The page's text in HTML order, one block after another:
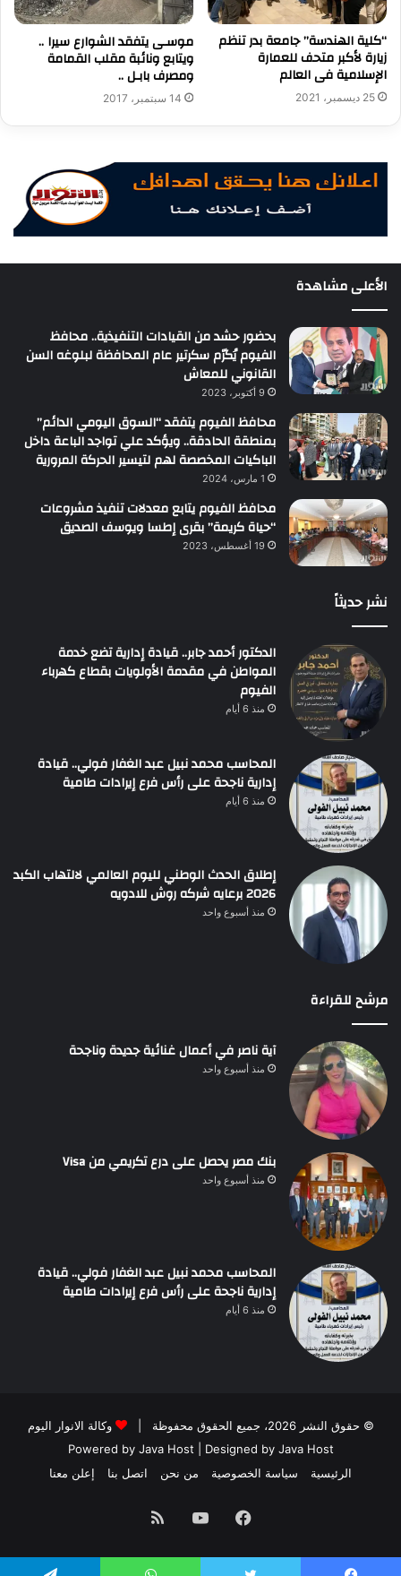
“كلية الهندسة” جامعة بدر تنظم
زيارة لأكبر متحف للعمارة
الإسلامية فى العالم
25 ديسمبر، 2021
موسـى يتفقد الشوارع سيرا ..
ويتابع ونائبة مقلب القمامة
ومصرف بابـل ..
14 سبتمبر، 2017
الأعلى مشاهدة
بحضور حشد من القيادات التنفيذية.. محافظ
الفيوم يُكرّم سكرتير عام المحافظة لبلوغه السن
القانوني للمعاش
9 أكتوبر، 2023
محافظ الفيوم يتفقد “السوق اليومي الدائم”
بمنطقة الحادقة.. ويؤكد علي تواجد الباعة داخل
الباكيات المخصصة لهم لتيسير الحركة المرورية
1 مارس، 2024
محافظ الفيوم يتابع معدلات تنفيذ مشروعات
“حياة كريمة” بقرى إطسا ويوسف الصديق
19 أغسطس، 2023
نشر حديثاً
الدكتور أحمد جابر.. قيادة إدارية تضع خدمة
المواطن في مقدمة الأولويات بقطاع كهرباء
الفيوم
منذ 6 أيام
المحاسب محمد نبيل عبد الغفار فولي.. قيادة
إدارية ناجحة على رأس فرع إيرادات طامية
منذ 6 أيام
إطلاق الحدث الوطني لليوم العالمي لالتهاب الكبد
2026 برعايه شركه روش للادويه
منذ أسبوع واحد
مرشح للقراءة
آية ناصر في أعمال غنائية جديدة وناجحة
منذ أسبوع واحد
بنك مصر يحصل على درع تكريمي من Visa
منذ أسبوع واحد
المحاسب محمد نبيل عبد الغفار فولي.. قيادة
إدارية ناجحة على رأس فرع إيرادات طامية
منذ 6 أيام
© حقوق النشر 2026، جميع الحقوق محفوظة |
وكالة الانوار اليوم
Powered by Java Host | Designed by Java Host
الرئيسية
سياسة الخصوصية من نحن اتصل بنا إعلن معنا
فيسبوكيوتيوبملخص
الموقع